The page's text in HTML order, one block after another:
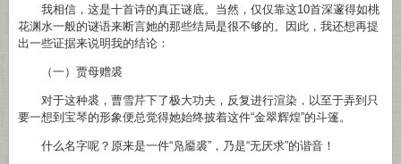
我相信，这是十首诗的真正谜底。当然，仅仅靠这10首深邃得如桃
花渊水一般的谜语来断言她的那些结局是很不够的。因此，我还想再提
出一些证据来说明我的结论：
（一）贾母赠裘
对于这种裘，曹雪芹下了极大功夫，反复进行渲染，以至于弄到只
要一想到宝琴的形象便总觉得她始终披着这件“金翠辉煌”的斗篷。
什么名字呢？原来是一件“凫靥裘”，乃是“无厌求”的谐音！